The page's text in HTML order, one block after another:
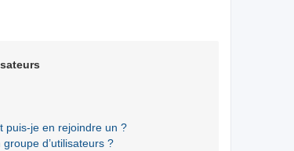
puis-je en rejoindre un ?
d’utilisateurs ?